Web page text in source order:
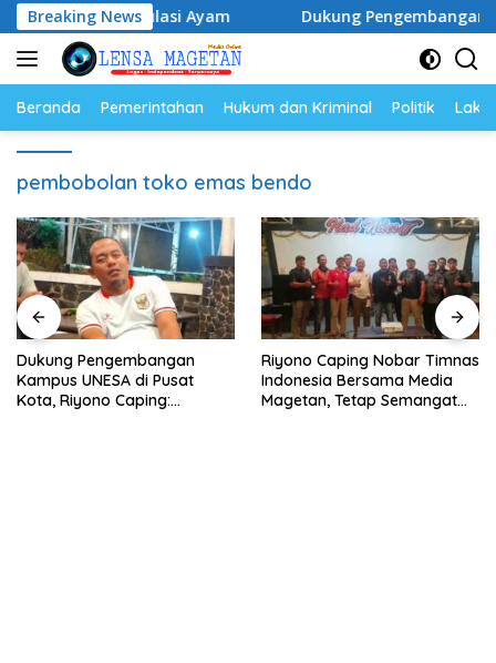
Langsung
ke
konten
Breaking News
Populasi Ayam Dukung Pengembangan Kampus
Beranda Pemerintahan Hukum dan Kriminal Politik
pembobolan toko emas bendo
Dukung Pengembangan
Kampus UNESA di Pusat
Kota, Riyono Caping:
Riyono Caping Nobar Timnas
Indonesia Bersama Media
Magetan, Tetap Semangat